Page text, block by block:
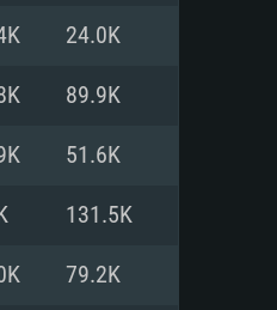
ou plus et
RX
débit
avec
débit
derniers
AMD
de
24.0K
89.9K
51.6K
131.5K
79.2K